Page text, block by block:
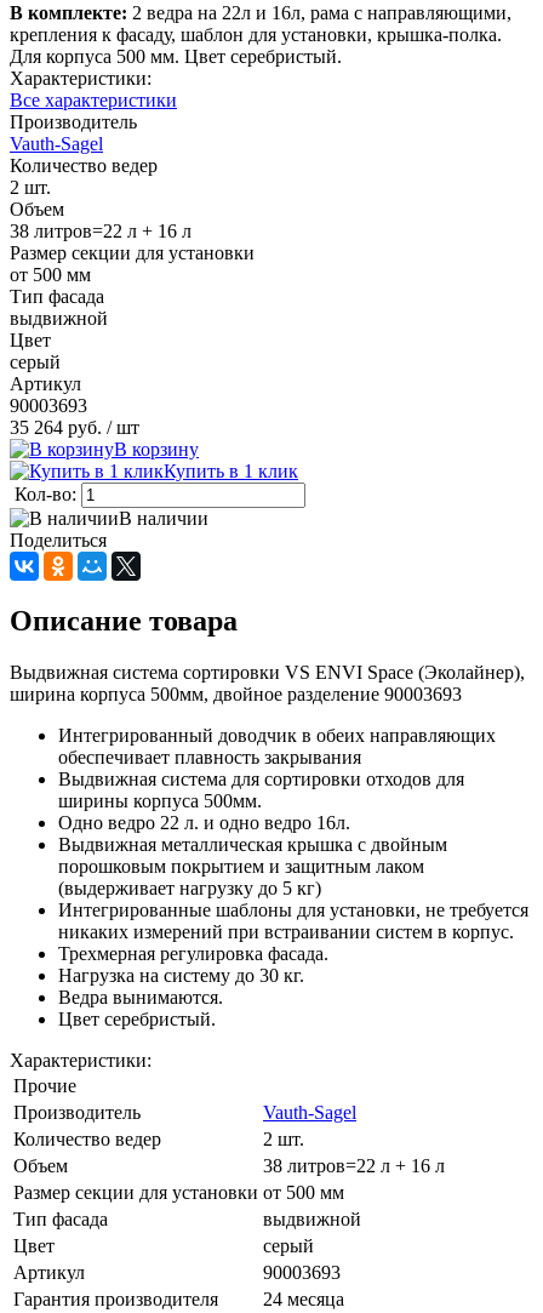
В комплекте: 2 ведра на 22л и 16л, рама c направляющими,
крепления к фасаду, шаблон для установки, крышка-полка.
Для корпуса 500 мм. Цвет серебристый.
Характеристики:
Все характеристики
Производитель
Vauth-Sagel
Количество ведер
2 шт.
Объем
38 литров=22 л + 16 л
Размер секции для установки
от 500 мм
Тип фасада
выдвижной
Цвет
серый
Артикул
90003693
35 264 руб. / шт
В корзину
Купить в 1 клик
Кол-во:
В наличии
Поделиться
Описание товара
Выдвижная система сортировки VS ENVI Space (Эколайнер),
ширина корпуса 500мм, двойное разделение 90003693
Интегрированный доводчик в обеих направляющих
обеспечивает плавность закрывания
Выдвижная система для сортировки отходов для
ширины корпуса 500мм.
Одно ведро 22 л. и одно ведро 16л.
Выдвижная металлическая крышка с двойным
порошковым покрытием и защитным лаком
(выдерживает нагрузку до 5 кг)
Интегрированные шаблоны для установки, не требуется
никаких измерений при встраивании систем в корпус.
Трехмерная регулировка фасада.
Нагрузка на систему до 30 кг.
Ведра вынимаются.
Цвет серебристый.
Характеристики:
Прочие
Производитель
Vauth-Sagel
Количество ведер
2 шт.
Объем
38 литров=22 л + 16 л
Размер секции для установки от 500 мм
Тип фасада
выдвижной
Цвет
серый
Артикул
90003693
Гарантия производителя
24 месяца